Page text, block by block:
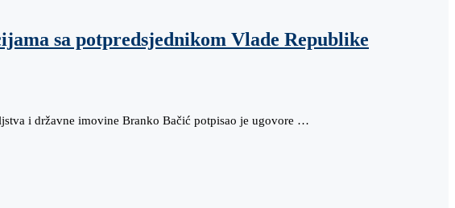
sa potpredsjednikom Vlade Republike
i državne imovine Branko Bačić potpisao je ugovore …